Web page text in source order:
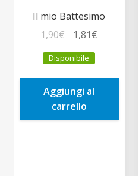
Il mio Battesimo
1,90€
prezzo
originale
era:
1,90€.
1,81€
è:
Disponibile
Aggiungi al
carrello